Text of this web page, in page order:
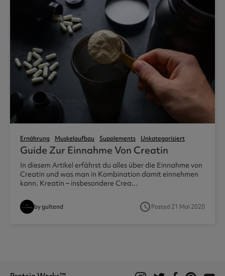
Ernährung Muskelaufbau Supplements Unkategorisiert
Guide Zur Einnahme Von Creatin
In diesem Artikel erfährst du alles über die Einnahme von
Creatin und was man in Kombination damit einnehmen
kann. Kreatin – insbesondere Crea...
by gultend access_timePosted 21 Mai 2020